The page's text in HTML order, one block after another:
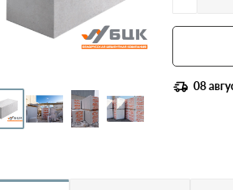
Газобетон Ytong (Ютонг)
Газобетон H+H
08